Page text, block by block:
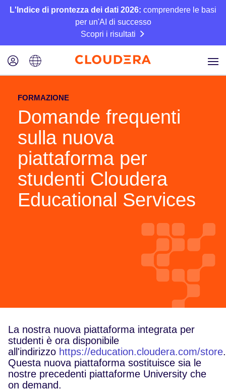
L'Indice di prontezza dei dati 2026: comprendere le basi
per un'AI di successo
Scopri i risultati
FORMAZIONE
Domande frequenti
sulla nuova
piattaforma per
studenti Cloudera
Educational Services
La nostra nuova piattaforma integrata per
studenti è ora disponibile
all'indirizzo https://education.cloudera.com/store.
Questa nuova piattaforma sostituisce sia le
nostre precedenti piattaforme University che
on demand.